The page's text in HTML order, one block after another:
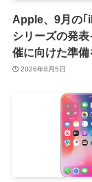
Apple、9月の｢
シリーズの発表
催に向けた準備
月8日か9月9日
2026年8月5日